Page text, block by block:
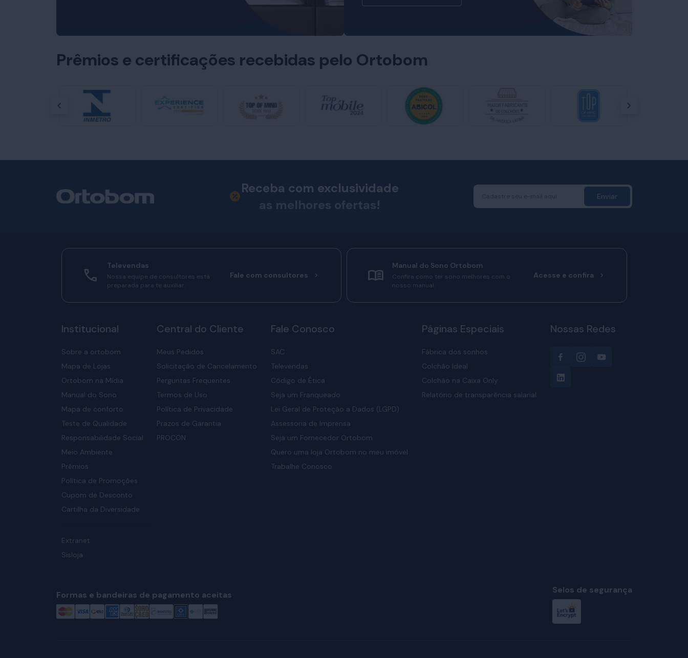
Prêmios e certificações recebidas pelo Ortobom
Receba com exclusividade
as melhores ofertas!
Enviar
Televendas
Nossa equipe de consultores está
preparada para te auxiliar.
Fale com consultores
Manual do Sono Ortobom
Confira como ter sono melhores com o
nosso manual.
Acesse e confira
Institucional
Sobre a ortobom
Mapa de Lojas
Ortobom na Mídia
Manual do Sono
Mapa de conforto
Teste de Qualidade
Responsabilidade Social
Meio Ambiente
Prêmios
Política de Promoções
Cupom de Desconto
Cartilha da Diversidade
Extranet
Sisloja
Central do Cliente
Meus Pedidos
Solicitação de Cancelamento
Perguntas Frequentes
Termos de Uso
Política de Privacidade
Prazos de Garantia
PROCON
Fale Conosco
SAC
Televendas
Código de Ética
Seja um Franqueado
Lei Geral de Proteção a Dados (LGPD)
Assessoria de Imprensa
Seja um Fornecedor Ortobom
Quero uma loja Ortobom no meu imóvel
Trabalhe Conosco
Páginas Especiais
Fábrica dos sonhos
Colchão Ideal
Colchão na Caixa Only
Relatório de transparência salarial
Nossas Redes
Formas e bandeiras de pagamento aceitas Selos de segurança